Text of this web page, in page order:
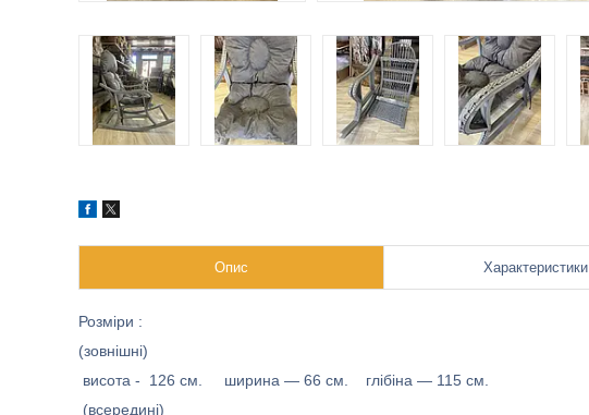
Опис Характеристики
Розміри :
(зовнішні)
висота - 126 см. ширина — 66 см. глібіна — 115 см.
(всередині)